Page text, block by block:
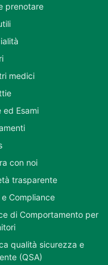
prenotare
medici
ed Esami
con noi
trasparente
e Compliance
di Comportamento per
qualità sicurezza e
(QSA)